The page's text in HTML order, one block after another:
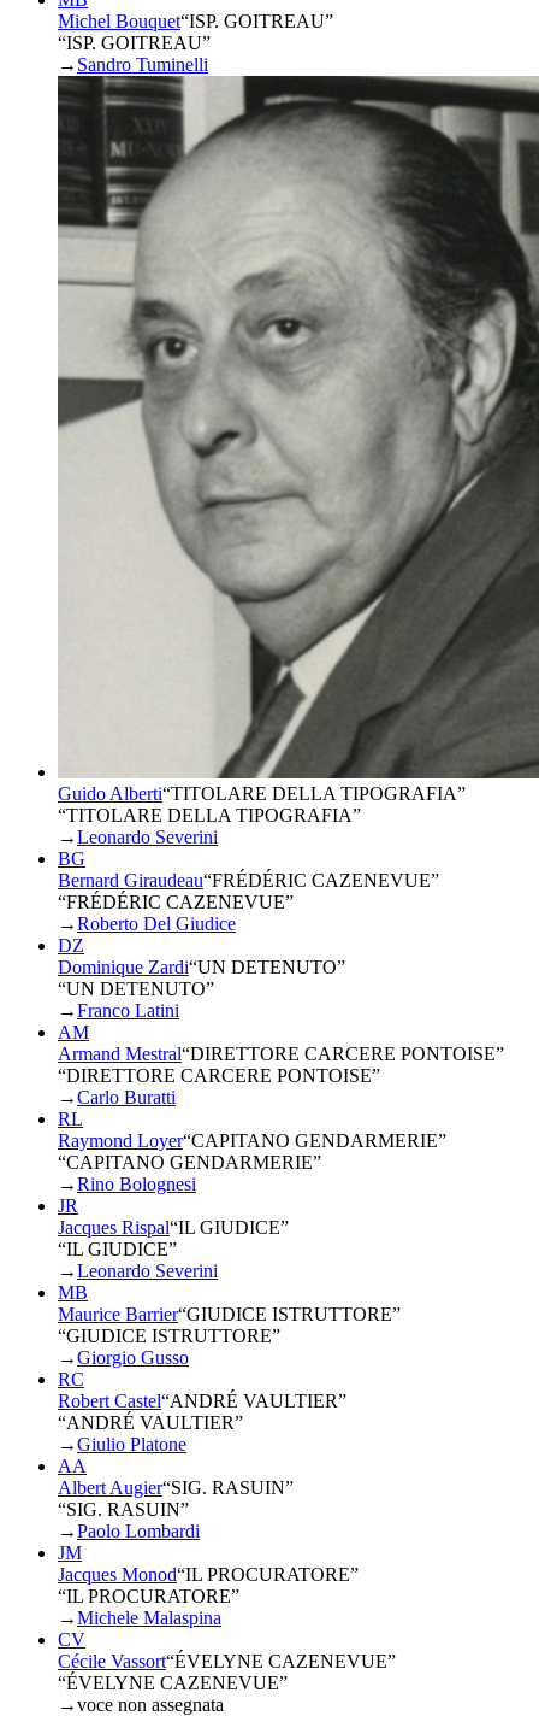
Michel Bouquet“ISP. GOITREAU”
“ISP. GOITREAU”
→ Sandro Tuminelli
Guido Alberti“TITOLARE DELLA TIPOGRAFIA”
“TITOLARE DELLA TIPOGRAFIA”
→Leonardo Severini
BG
Bernard Giraudeau“FRÉDÉRIC CAZENEVUE”
“FRÉDÉRIC CAZENEVUE”
→Roberto Del Giudice
DZ
Dominique Zardi“UN DETENUTO”
“UN DETENUTO”
→Franco Latini
AM
Armand Mestral“DIRETTORE CARCERE PONTOISE”
“DIRETTORE CARCERE PONTOISE”
→Carlo Buratti
RL
Raymond Loyer“CAPITANO GENDARMERIE”
“CAPITANO GENDARMERIE”
→Rino Bolognesi
JR
Jacques Rispal“IL GIUDICE”
“IL GIUDICE”
→Leonardo Severini
MB
Maurice Barrier“GIUDICE ISTRUTTORE”
“GIUDICE ISTRUTTORE”
→Giorgio Gusso
RC
Robert Castel“ANDRÉ VAULTIER”
“ANDRÉ VAULTIER”
→Giulio Platone
AA
Albert Augier“SIG. RASUIN”
“SIG. RASUIN”
→Paolo Lombardi
JM
Jacques Monod“IL PROCURATORE”
“IL PROCURATORE”
→Michele Malaspina
CV
Cécile Vassort“ÉVELYNE CAZENEVUE”
“ÉVELYNE CAZENEVUE”
→voce non assegnata